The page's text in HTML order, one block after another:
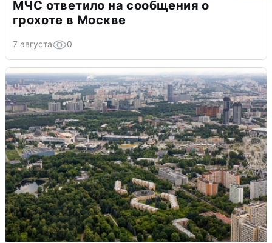
МЧС ответило на сообщения о
грохоте в Москве
7 августа 0